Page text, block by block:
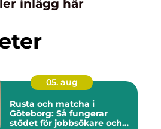
inlägg här
05. aug
Rusta och matcha i
Göteborg: Så fungerar
stödet för jobbsökare och